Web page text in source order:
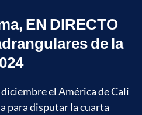
EN DIRECTO
de la
el América de Cali
para disputar la cuarta